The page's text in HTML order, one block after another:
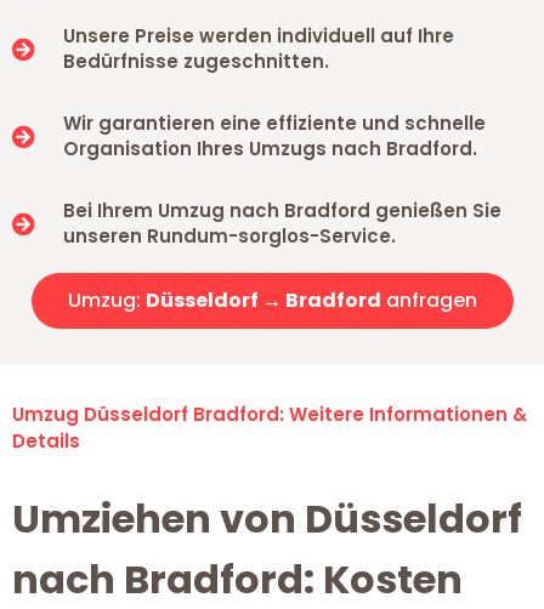
Unsere Preise werden individuell auf Ihre
Bedürfnisse zugeschnitten.
Wir garantieren eine effiziente und schnelle
Organisation Ihres Umzugs nach Bradford.
Bei Ihrem Umzug nach Bradford genießen Sie
unseren Rundum-sorglos-Service.
Umzug: Düsseldorf → Bradford anfragen
Umzug Düsseldorf Bradford: Weitere Informationen &
Details
Umziehen von Düsseldorf
nach Bradford: Kosten